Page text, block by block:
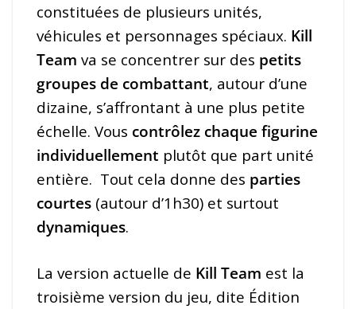
constituées de plusieurs unités,
véhicules et personnages spéciaux. Kill
Team va se concentrer sur des petits
groupes de combattant, autour d’une
dizaine, s’affrontant à une plus petite
échelle. Vous contrôlez chaque figurine
individuellement plutôt que part unité
entière. Tout cela donne des parties
courtes (autour d’1h30) et surtout
dynamiques.
La version actuelle de Kill Team est la
troisième version du jeu, dite Édition